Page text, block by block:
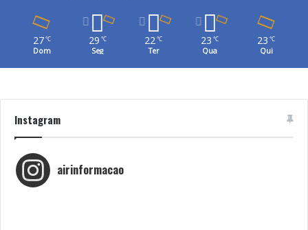
27 ℃
Dom
29 ℃
Seg
22℃
Ter
23 ℃
Qua
23 ℃
Qui
Instagram
airinformacao